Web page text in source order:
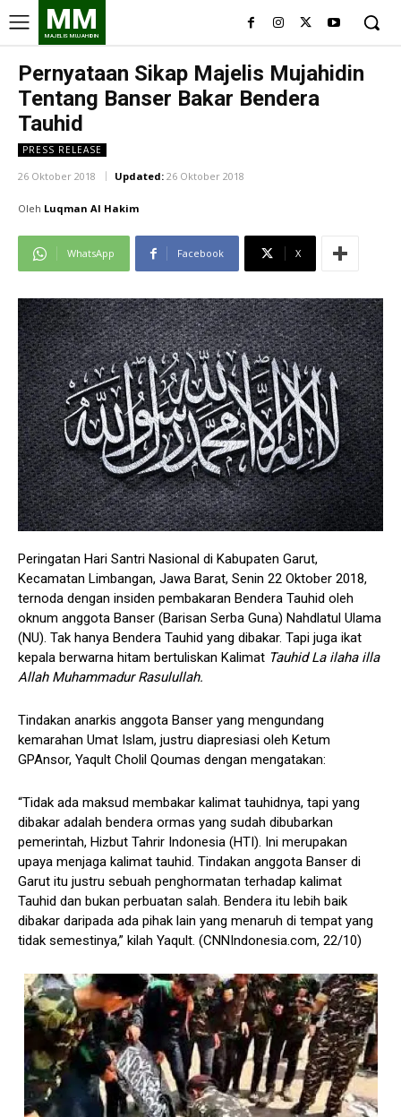
MM
MAJELIS MUJAHIDIN
Pernyataan Sikap Majelis Mujahidin
Tentang Banser Bakar Bendera
Tauhid
PRESS RELEASE
26 Oktober 2018 Updated: 26 Oktober 2018
Oleh Luqman Al Hakim
WhatsApp Facebook X
Peringatan Hari Santri Nasional di Kabupaten Garut,
Kecamatan Limbangan, Jawa Barat, Senin 22 Oktober 2018,
ternoda dengan insiden pembakaran Bendera Tauhid oleh
oknum anggota Banser (Barisan Serba Guna) Nahdlatul Ulama
(NU). Tak hanya Bendera Tauhid yang dibakar. Tapi juga ikat
kepala berwarna hitam bertuliskan Kalimat Tauhid La ilaha illa
Allah Muhammadur Rasulullah.
Tindakan anarkis anggota Banser yang mengundang
kemarahan Umat Islam, justru diapresiasi oleh Ketum
GPAnsor, Yaqult Cholil Qoumas dengan mengatakan:
“Tidak ada maksud membakar kalimat tauhidnya, tapi yang
dibakar adalah bendera ormas yang sudah dibubarkan
pemerintah, Hizbut Tahrir Indonesia (HTI). Ini merupakan
upaya menjaga kalimat tauhid. Tindakan anggota Banser di
Garut itu justru sebuah penghormatan terhadap kalimat
Tauhid dan bukan perbuatan salah. Bendera itu lebih baik
dibakar daripada ada pihak lain yang menaruh di tempat yang
tidak semestinya,” kilah Yaqult. (CNNIndonesia.com, 22/10)